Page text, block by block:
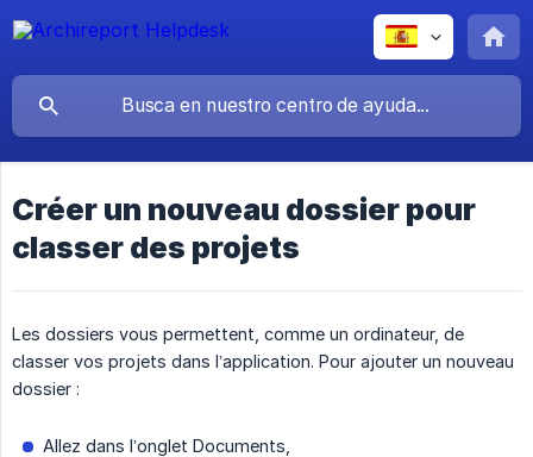
Créer un nouveau dossier pour
classer des projets
Les dossiers vous permettent, comme un ordinateur, de
classer vos projets dans l’application. Pour ajouter un nouveau
dossier :
Allez dans l’onglet Documents,